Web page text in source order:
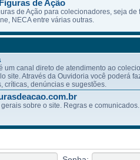
de Ação
de Ação para colecionadores, seja de
NECA entre várias outras.
um canal direto de atendimento ao
site. Através da Ouvidoria você poderá
críticas, denúncias e sugestões.
sobre o site. Regras e comunicados.